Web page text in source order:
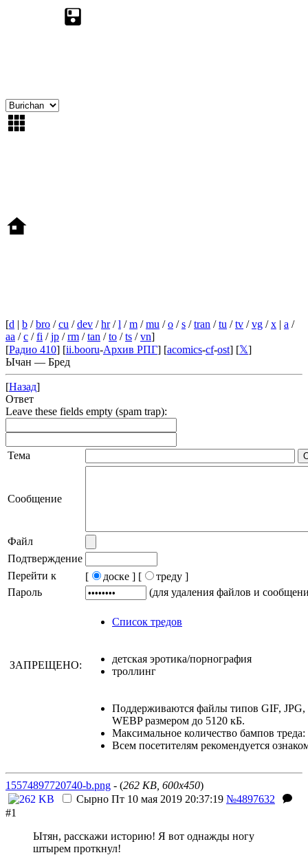
[d | b /bro /cu /dev /hr/l /m /mu /o /s /tran /tu /tv /vg /x | a /
aa /c /fi /jp /rm /tan /to /ts /vn]
[Радио 410] [ii.booru-Архив РПГ] [acomics-cf-ost] [𝕏]
Ычан — Бред
[Назад]
Ответ
Leave these fields empty (spam trap):
Тема
Сообщение
Файл
Подтверждение
Перейти к
[ доске ] [
треду ]
Пароль
(для удаления файлов и
Список тредов
ЗАПРЕЩЕНО:
детская эротика/порнография
троллинг
Поддерживаются файлы типов GIF,
WEBP размером до 5120 кБ.
Максимальное количество бампов треда:
Всем посетителям рекомендуется
15574897720740-b.png - (262 KB, 600x450)
Сырно Пт 10 мая 2019 20:37:19 №4897632
#1
Ытян, расскажи историю! Я вот однажды ногу
штырем проткнул!